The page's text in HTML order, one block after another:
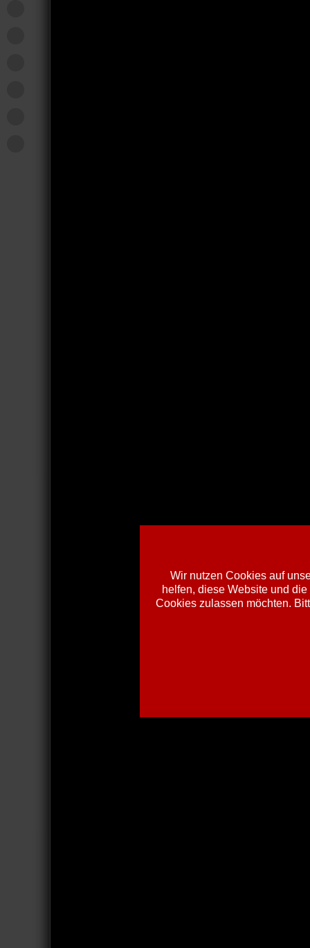
Wir nutzen Cookies auf
helfen, diese Website und
Cookies zulassen möchten.